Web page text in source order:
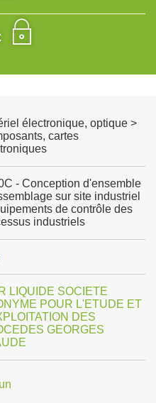
électronique, optique >
cartes
- Conception d'ensemble
sur site industriel
de contrôle des
industriels
LIQUIDE SOCIETE
POUR L'ETUDE ET
DES
GEORGES